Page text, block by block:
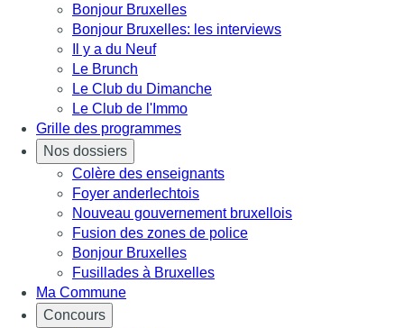
Bonjour Bruxelles
Bonjour Bruxelles: les interviews
Il y a du Neuf
Le Brunch
Le Club du Dimanche
Le Club de l'Immo
Grille des programmes
Nos dossiers
Colère des enseignants
Foyer anderlechtois
Nouveau gouvernement bruxellois
Fusion des zones de police
Bonjour Bruxelles
Fusillades à Bruxelles
Ma Commune
Concours